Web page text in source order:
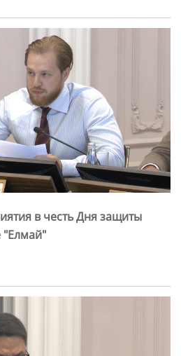
в честь Дня защиты
"Елмай"